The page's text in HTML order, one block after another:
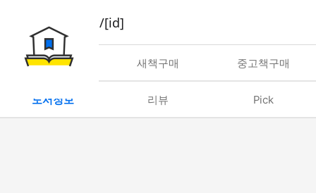
book/rent/[id]
대여 새책구매 중고책구매
도서정보 리뷰 Pick